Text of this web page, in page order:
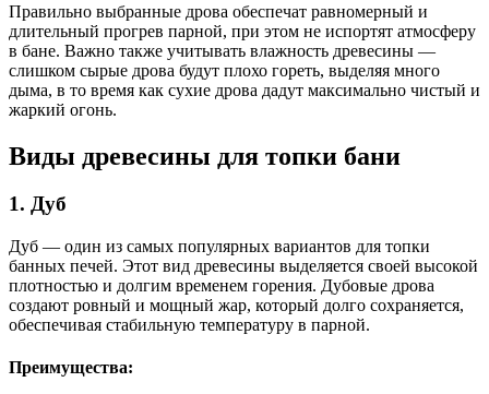
Правильно выбранные дрова обеспечат равномерный и
длительный прогрев парной, при этом не испортят атмосферу
в бане. Важно также учитывать влажность древесины —
слишком сырые дрова будут плохо гореть, выделяя много
дыма, в то время как сухие дрова дадут максимально чистый и
жаркий огонь.
Виды древесины для топки бани
1. Дуб
Дуб — один из самых популярных вариантов для топки
банных печей. Этот вид древесины выделяется своей высокой
плотностью и долгим временем горения. Дубовые дрова
создают ровный и мощный жар, который долго сохраняется,
обеспечивая стабильную температуру в парной.
Преимущества: